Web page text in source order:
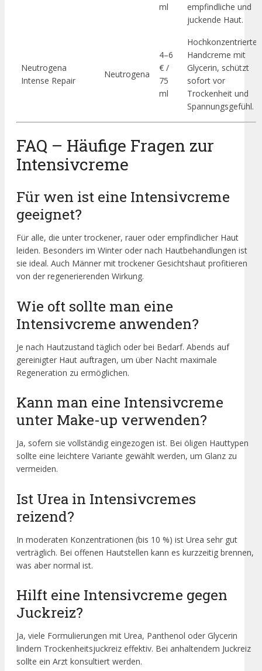
ml
empfindliche und
juckende Haut.
Neutrogena
Intense Repair
Neutrogena
4–6
€ /
75
ml
Hochkonzentrierte
Handcreme mit
Glycerin, schützt
sofort vor
Trockenheit und
Spannungsgefühl.
FAQ – Häufige Fragen zur
Intensivcreme
Für wen ist eine Intensivcreme
geeignet?
Für alle, die unter trockener, rauer oder empfindlicher Haut
leiden. Besonders im Winter oder nach Hautbehandlungen ist
sie ideal. Auch Männer mit trockener Gesichtshaut profitieren
von der regenerierenden Wirkung.
Wie oft sollte man eine
Intensivcreme anwenden?
Je nach Hautzustand täglich oder bei Bedarf. Abends auf
gereinigter Haut auftragen, um über Nacht maximale
Regeneration zu ermöglichen.
Kann man eine Intensivcreme
unter Make-up verwenden?
Ja, sofern sie vollständig eingezogen ist. Bei öligen Hauttypen
sollte eine leichtere Variante gewählt werden, um Glanz zu
vermeiden.
Ist Urea in Intensivcremes
reizend?
In moderaten Konzentrationen (bis 10 %) ist Urea sehr gut
verträglich. Bei offenen Hautstellen kann es kurzzeitig brennen,
was aber normal ist.
Hilft eine Intensivcreme gegen
Juckreiz?
Ja, viele Formulierungen mit Urea, Panthenol oder Glycerin
lindern Trockenheitsjuckreiz effektiv. Bei anhaltendem Juckreiz
sollte ein Arzt konsultiert werden.